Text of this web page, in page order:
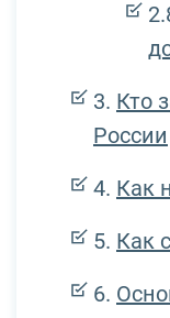
Кто
России
Как
Как